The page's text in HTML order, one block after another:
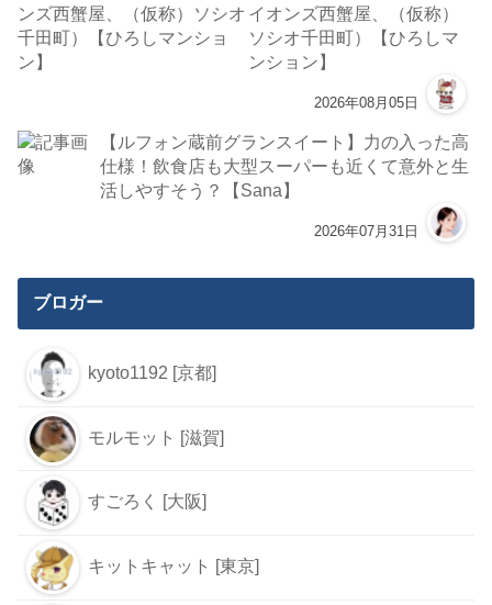
イオンズ西蟹屋、（仮称）
ソシオ千田町）【ひろしマ
ンション】
2026年08月05日
【ルフォン蔵前グランスイート】力の入った高
仕様！飲食店も大型スーパーも近くて意外と生
活しやすそう？【Sana】
2026年07月31日
ブロガー
kyoto1192 [京都]
モルモット [滋賀]
すごろく [大阪]
キットキャット [東京]